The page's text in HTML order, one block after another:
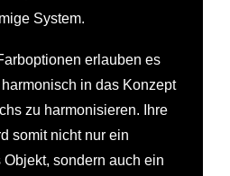
System.
erlauben es
harmonisch in das Konzept
zu harmonisieren. Ihre
somit nicht nur ein
sondern auch ein